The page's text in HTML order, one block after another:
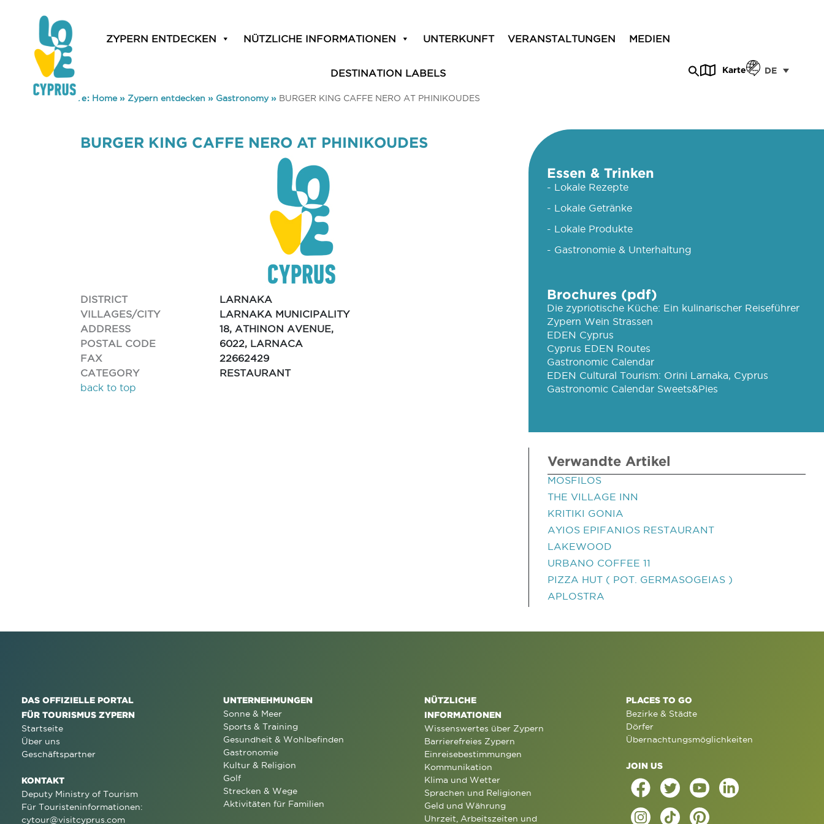
ZYPERN ENTDECKEN NÜTZLICHE INFORMATIONEN UNTERKUNFT VERANSTALTUNGEN MEDIEN
DESTINATION LABELS Karte DE
You are here: Home» Zypern entdecken » Gastronomy» BURGER KING CAFFE NERO AT PHINIKOUDES
BURGER KING CAFFE NERO AT PHINIKOUDES
DISTRICT
LARNAKA
VILLAGES/CITY
LARNAKA MUNICIPALITY
ADDRESS
18, ATHINON AVENUE,
POSTAL CODE
6022, LARNACA
FAX
22662429
CATEGORY
RESTAURANT
back to top
Essen & Trinken
- Lokale Rezepte
- Lokale Getränke
- Lokale Produkte
- Gastronomie & Unterhaltung
Brochures (pdf)
Die zypriotische Küche: Ein kulinarischer Reiseführer
Zypern Wein Strassen
EDEN Cyprus
Cyprus EDEN Routes
Gastronomic Calendar
EDEN Cultural Tourism: Orini Larnaka, Cyprus
Gastronomic Calendar Sweets&Pies
Verwandte Artikel
MOSFILOS
THE VILLAGE INN
KRITIKI GONIA
AYIOS EPIFANIOS RESTAURANT
LAKEWOOD
URBANO COFFEE 11
PIZZA HUT ( POT. GERMASOGEIAS )
APLOSTRA
DAS OFFIZIELLE PORTAL
FÜR TOURISMUS ZYPERN
Startseite
Über uns
Geschäftspartner
KONTAKT
Deputy Ministry of Tourism
Für Touristeninformationen:
cytour@visitcyprus.com
UNTERNEHMUNGEN
Sonne & Meer
Sports & Training
Gesundheit & Wohlbefinden
Gastronomie
Kultur & Religion
Golf
Strecken & Wege
Aktivitäten für Familien
NÜTZLICHE
INFORMATIONEN
Wissenswertes über Zypern
Barrierefreies Zypern
Einreisebestimmungen
Kommunikation
Klima und Wetter
Sprachen und Religionen
Geld und Währung
Uhrzeit, Arbeitszeiten und
PLACES TO GO
Bezirke & Städte
Dörfer
Übernachtungsmöglichkeiten
JOIN US